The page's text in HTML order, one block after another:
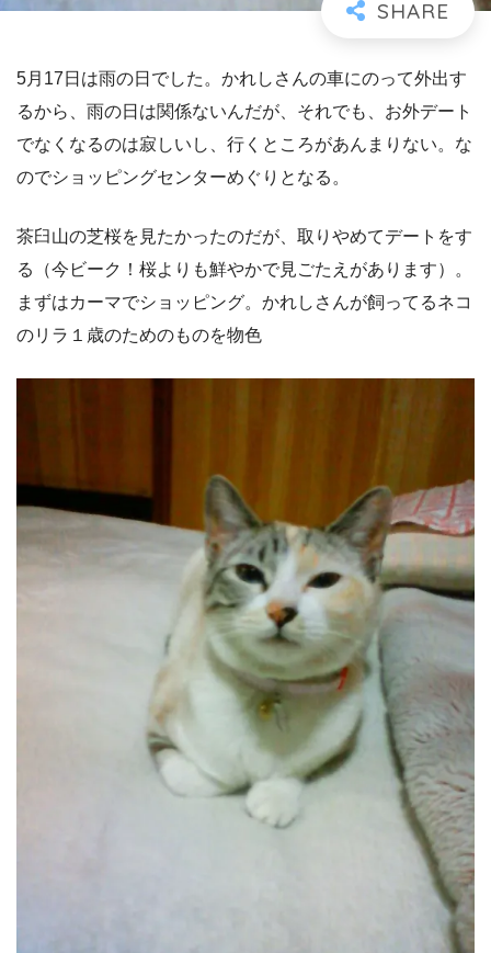
5月17日は雨の日でした。かれしさんの車にのって外出す
るから、雨の日は関係ないんだが、それでも、お外デート
でなくなるのは寂しいし、行くところがあんまりない。な
のでショッピングセンターめぐりとなる。
茶臼山の芝桜を見たかったのだが、取りやめてデートをす
る（今ビーク！桜よりも鮮やかで見ごたえがあります）。
まずはカーマでショッピング。かれしさんが飼ってるネコ
のリラ１歳のためのものを物色